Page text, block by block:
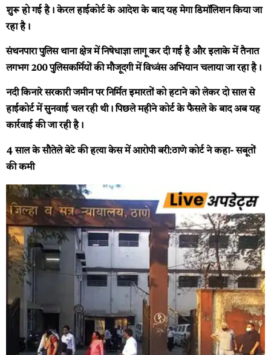
शुरू हो गई है। केरल हाईकोर्ट के आदेश के बाद यह मेगा डिमॉलिशन किया जा
रहा है।
संथनपारा पुलिस थाना क्षेत्र में निषेधाज्ञा लागू कर दी गई है और इलाके में तैनात
लगभग 200 पुलिसकर्मियों की मौजूदगी में विध्वंस अभियान चलाया जा रहा है।
नदी किनारे सरकारी जमीन पर निर्मित इमारतों को हटाने को लेकर दो साल से
हाईकोर्ट में सुनवाई चल रही थी। पिछले महीने कोर्ट के फैसले के बाद अब यह
कार्रवाई की जा रही है।
4 साल के सौतेले बेटे की हत्या केस में आरोपी बरी:ठाणे कोर्ट ने कहा- सबूतों
की कमी